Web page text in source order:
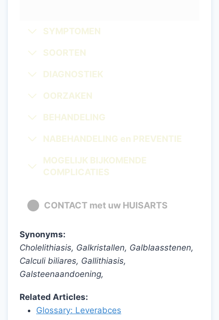
SYMPTOMEN
SOORTEN
DIAGNOSTIEK
OORZAKEN
BEHANDELING
NABEHANDELING en PREVENTIE
MOGELIJK BIJKOMENDE
COMPLICATIES
CONTACT met uw HUISARTS
Synonyms:
Cholelithiasis, Galkristallen, Galblaasstenen,
Calculi biliares, Gallithiasis,
Galsteenaandoening,
Related Articles:
Glossary: Leverabces